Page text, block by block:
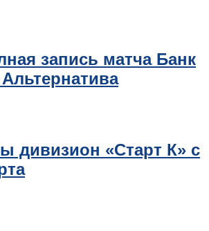
запись матча Банк
дивизион «Старт К» с